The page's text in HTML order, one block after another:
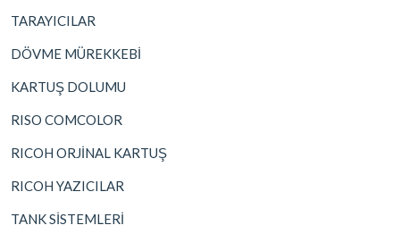
TARAYICILAR
DÖVME MÜREKKEBİ
KARTUŞ DOLUMU
RISO COMCOLOR
RICOH ORJİNAL KARTUŞ
RICOH YAZICILAR
TANK SİSTEMLERİ